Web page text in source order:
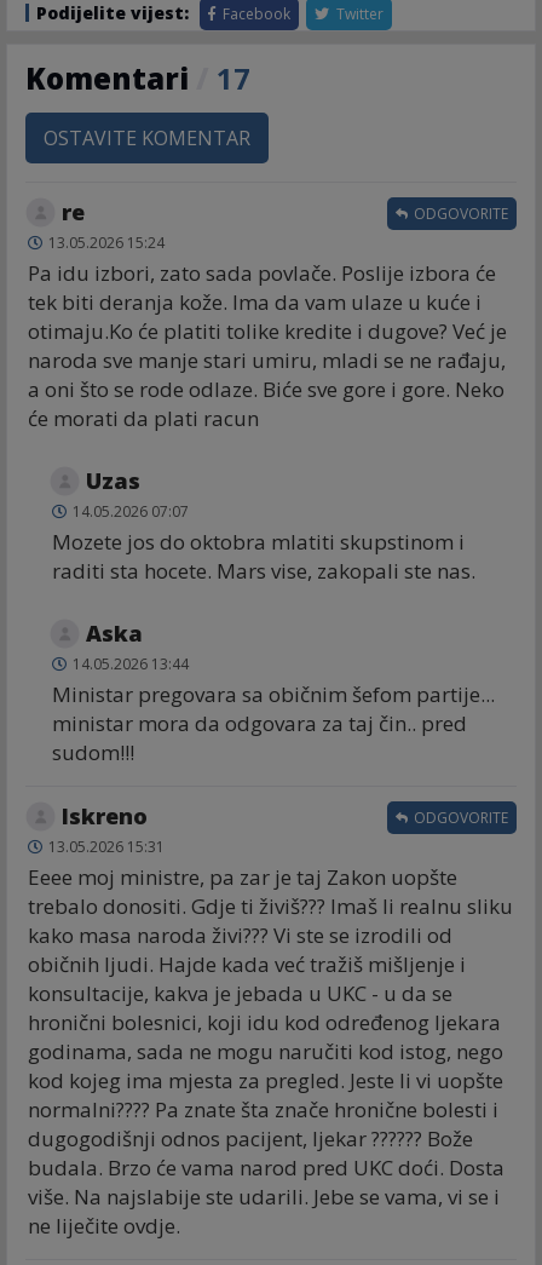
Podijelite vijest: Facebook Twitter
Komentari 17
OSTAVITE KOMENTAR
re
13.05.2026 15:24
Pa idu izbori, zato sada povlače. Poslije izbora će
tek biti deranja kože. Ima da vam ulaze u kuće i
otimaju.Ko će platiti tolike kredite i dugove? Već je
naroda sve manje stari umiru, mladi se ne rađaju,
a oni što se rode odlaze. Biće sve gore i gore. Neko
će morati da plati racun
ODGOVORITE
Uzas
14.05.2026 07:07
Mozete jos do oktobra mlatiti skupstinom i
raditi sta hocete. Mars vise, zakopali ste nas.
Aska
14.05.2026 13:44
Ministar pregovara sa običnim šefom partije...
ministar mora da odgovara za taj čin.. pred
sudom!!!
Iskreno
13.05.2026 15:31
Eeee moj ministre, pa zar je taj Zakon uopšte
trebalo donositi. Gdje ti živiš??? Imaš li realnu sliku
kako masa naroda živi??? Vi ste se izrodili od
običnih ljudi. Hajde kada već tražiš mišljenje i
konsultacije, kakva je jebada u UKC - u da se
hronični bolesnici, koji idu kod određenog ljekara
godinama, sada ne mogu naručiti kod istog, nego
kod kojeg ima mjesta za pregled. Jeste li vi uopšte
normalni???? Pa znate šta znače hronične bolesti i
dugogodišnji odnos pacijent, ljekar ?????? Bože
budala. Brzo će vama narod pred UKC doći. Dosta
više. Na najslabije ste udarili. Jebe se vama, vi se i
ne liječite ovdje.
ODGOVORITE